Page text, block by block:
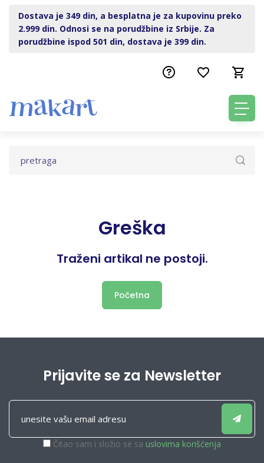
Dostava je 349 din, a besplatna je za kupovinu preko
2.999 din. Odnosi se na porudžbine iz Srbije. Za
porudžbine ispod 501 din, dostava je 399 din.
Greška
Traženi artikal ne postoji.
Početna
Prijavite se za Newsletter
Čitao sam i složio se sa uslovima korišćenja